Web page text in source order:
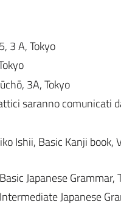
3 A, Tokyo
3A, Tokyo
saranno comunicati
Ishii, Basic Kanji book,
Japanese Grammar,
Japanese